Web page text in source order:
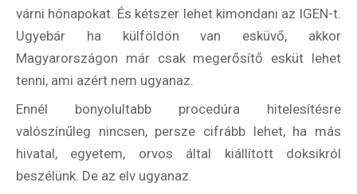
várni hónapokat. És kétszer lehet kimondani az IGEN-t.
Ugyebár ha külföldön van esküvő, akkor
Magyarországon már csak megerősítő esküt lehet
tenni, ami azért nem ugyanaz.
Ennél bonyolultabb procedúra hitelesítésre
valószínűleg nincsen, persze cifrább lehet, ha más
hivatal, egyetem, orvos által kiállított doksikról
beszélünk. De az elv ugyanaz.